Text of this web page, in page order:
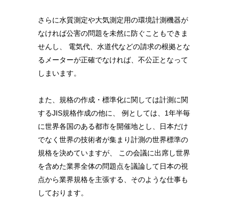
さらに水質測定や大気測定用の環境計測機器が
なければ公害の問題を未然に防ぐこともできま
せんし、 電気代、水道代などの請求の根拠とな
るメーターが正確でなければ、不公正となって
しまいます。
また、規格の作成・標準化に関しては計測に関
するJIS規格作成の他に、 例としては、1年半毎
に世界各国のある都市を開催地とし、日本だけ
でなく世界の技術者が集まり計測の世界標準の
規格を決めていますが、
この会議に出席し世界
を含めた業界全体の問題点を議論して日本の視
点から業界規格を主張する、そのような仕事も
しております。